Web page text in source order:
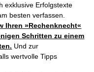
exklusive Erfolgstexte
besten verfassen.
Ihren »Rechenknecht«
Schritten zu einem
Und zur
wertvolle Tipps